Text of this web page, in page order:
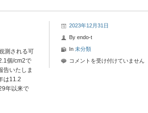
報
測される可
個/cm2で
告いたしま
は11.2
年以来で
2023年12月31日
By endo-t
In 未分類
2023
コメントを受け付けていません